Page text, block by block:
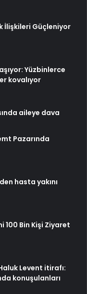
İlişkileri Güçleniyor
Yüzbinlerce
kovalıyor
aileye dava
Pazarında
hasta yakını
100 Bin Kişi Ziyaret
Levent itirafı:
konuşulanları